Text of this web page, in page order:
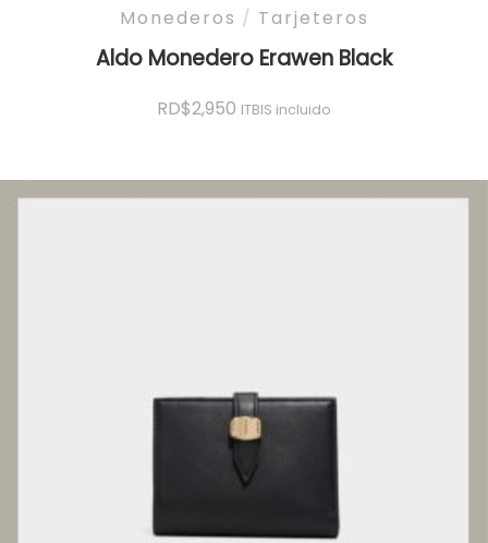
Monederos / Tarjeteros
Aldo Monedero Erawen Black
RD$2,950 ITBIS incluido